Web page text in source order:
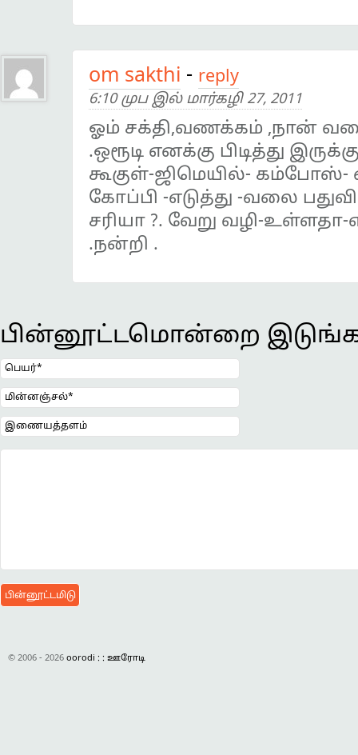
om sakthi - reply
6:10 முப இல் மார்கழி 27, 2011
ஓம் சக்தி,வணக்கம் ,நான் வலை
.ஒரூடி எனக்கு பிடித்து
கூகுள்-ஜிமெயில்- கம்போஸ்-
கோப்பி -எடுத்து -வலை
சரியா ?. வேறு வழி-
.நன்றி .
பின்னூட்டமொன்றை
© 2006 - 2026 oorodi : : ஊரோடி